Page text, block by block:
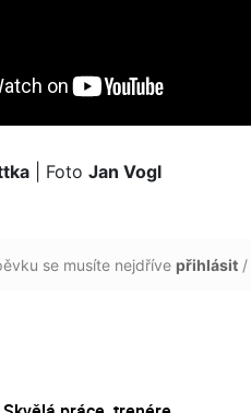
| Foto Jan Vogl
se musíte nejdříve přihlásit /